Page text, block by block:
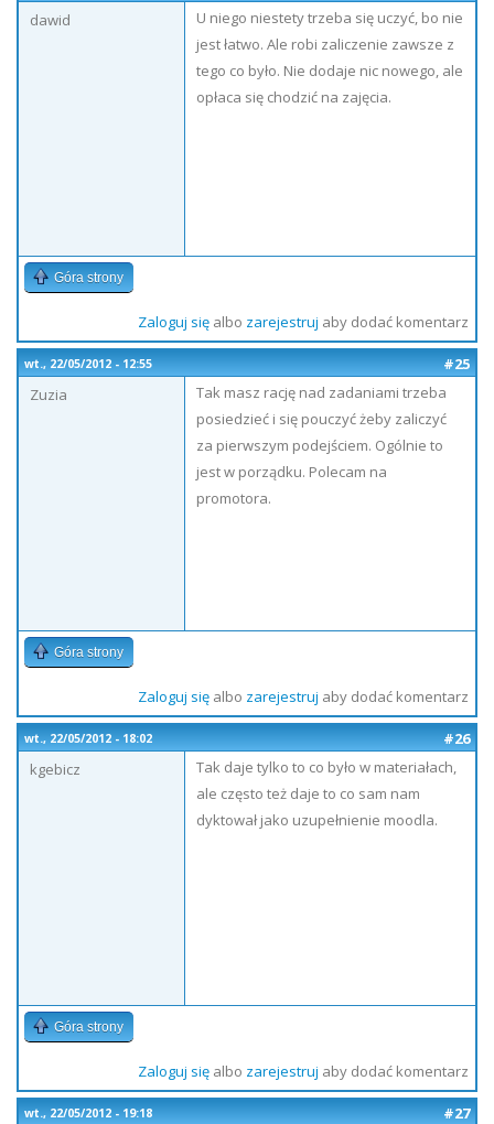
dawid
U niego niestety trzeba się uczyć, bo nie
jest łatwo. Ale robi zaliczenie zawsze z
tego co było. Nie dodaje nic nowego, ale
opłaca się chodzić na zajęcia.
Góra strony
Zaloguj sięalbo zarejestruj aby dodać komentarz
wt., 22/05/2012 - 12:55
#25
Zuzia
Tak masz rację nad zadaniami trzeba
posiedzieć i się pouczyć żeby zaliczyć
za pierwszym podejściem. Ogólnie to
jest w porządku. Polecam na
promotora.
Góra strony
Zaloguj sięalbo zarejestruj aby dodać komentarz
wt., 22/05/2012 - 18:02
#26
kgebicz
Tak daje tylko to co było w materiałach,
ale często też daje to co sam nam
dyktował jako uzupełnienie moodla.
Góra strony
Zaloguj sięalbo zarejestruj aby dodać komentarz
wt., 22/05/2012 - 19:18
#27